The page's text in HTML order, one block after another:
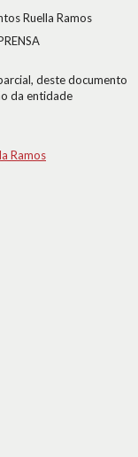
Ruella Ramos
deste documento
da entidade
Ramos